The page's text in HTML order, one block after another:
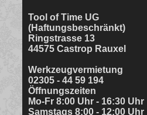
Tool of Time UG
(Haftungsbeschränkt)
Ringstrasse 13
44575 Castrop Rauxel
Werkzeugvermietung
02305 - 44 59 194
Öffnungszeiten
Mo-Fr 8:00 Uhr - 16:30 Uhr
Samstags 8:00 - 12:00 Uhr